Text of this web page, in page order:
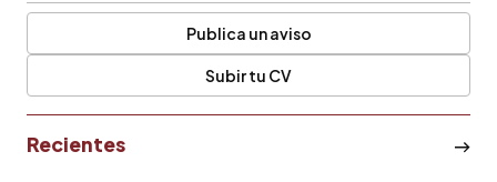
Publica un aviso
Subir tu CV
Recientes